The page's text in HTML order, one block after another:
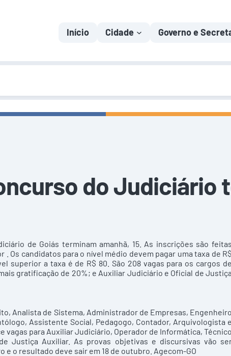
Início Cidade Governo e
do Judiciário
de Goiás terminam amanhã, 15. As inscrições são feitas
candidatos para o nível médio devem pagar uma taxa de R$
superior a taxa é de R$ 80. São 208 vagas para os cargos de
gratificação de 20%; e Auxiliar Judiciário e Oficial de Justiça
Analista de Sistema, Administrador de Empresas, Engenheiro
Assistente Social, Pedagogo, Contador, Arquivologista e
para Auxiliar Judiciário, Operador de Informática, Técnico
Justiça Auxiliar. As provas objetivas e discursivas vão
e o resultado deve sair em 18 de outubro. Agecom-GO